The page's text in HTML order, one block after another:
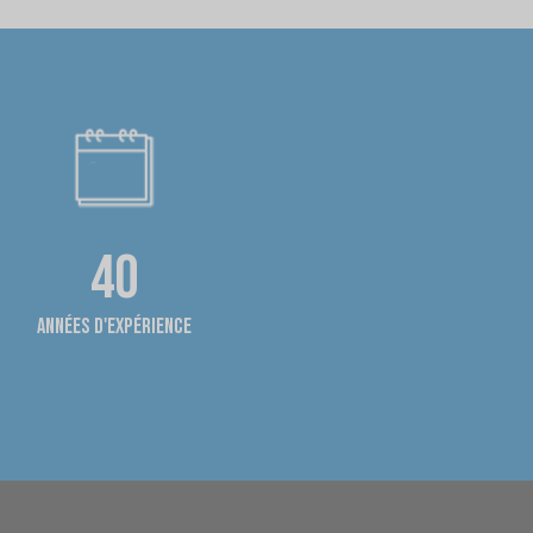
40
années d'expérience